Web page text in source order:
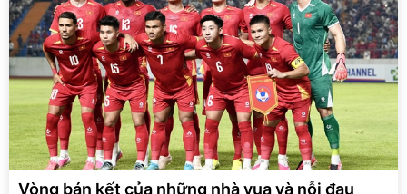
Vòng bán kết của những nhà vua và nỗi đau